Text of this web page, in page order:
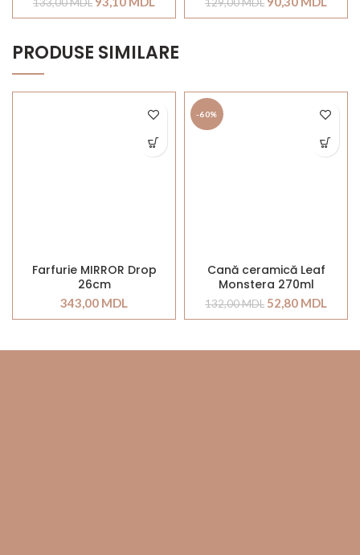
PRODUSE SIMILARE
Farfurie MIRROR Drop
26cm
343,00 MDL
-60%
Cană ceramică Leaf
Monstera 270ml
132,00MDL 52,80 MDL